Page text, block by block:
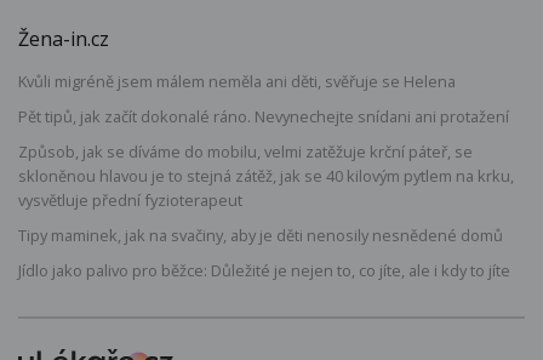
Žena-in.cz
Kvůli migréně jsem málem neměla ani děti, svěřuje se Helena
Pět tipů, jak začít dokonalé ráno. Nevynechejte snídani ani protažení
Způsob, jak se díváme do mobilu, velmi zatěžuje krční páteř, se
skloněnou hlavou je to stejná zátěž, jak se 40 kilovým pytlem na krku,
vysvětluje přední fyzioterapeut
Tipy maminek, jak na svačiny, aby je děti nenosily nesnědené domů
Jídlo jako palivo pro běžce: Důležité je nejen to, co jíte, ale i kdy to jíte